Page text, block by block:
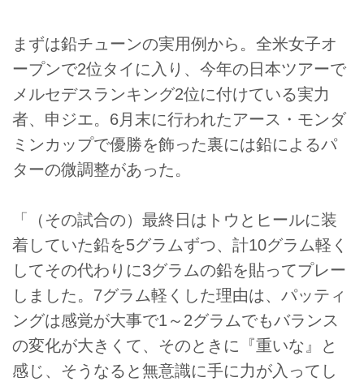
まずは鉛チューンの実用例から。全米女子オ
ープンで2位タイに入り、今年の日本ツアーで
メルセデスランキング2位に付けている実力
者、申ジエ。6月末に行われたアース・モンダ
ミンカップで優勝を飾った裏には鉛によるパ
ターの微調整があった。
「（その試合の）最終日はトウとヒールに装
着していた鉛を5グラムずつ、計10グラム軽く
してその代わりに3グラムの鉛を貼ってプレー
しました。7グラム軽くした理由は、パッティ
ングは感覚が大事で1～2グラムでもバランス
の変化が大きくて、そのときに『重いな』と
感じ、そうなると無意識に手に力が入ってし